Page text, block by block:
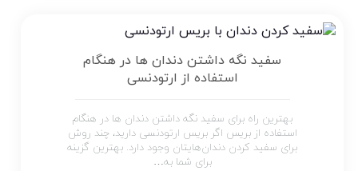
سفید نگه داشتن دندان ها در هنگام
استفاده از ارتودنسی
بهترین راه برای سفید نگه داشتن دندان ها در هنگام
استفاده از بریس اگر بریس ارتودنسی دارید، چند روش
برای سفید کردن دندان‌هایتان وجود دارد. بهترین گزینه
برای شما به…